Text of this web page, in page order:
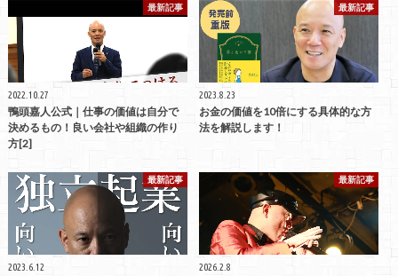
最新記事
2022.10.27
鴨頭嘉人公式｜仕事の価値は自分で
決めるもの！良い会社や組織の作り
方[2]
最新記事
2023.8.23
お金の価値を10倍にする具体的な方
法を解説します！
最新記事
2023.6.12
最新記事
2026.2.8